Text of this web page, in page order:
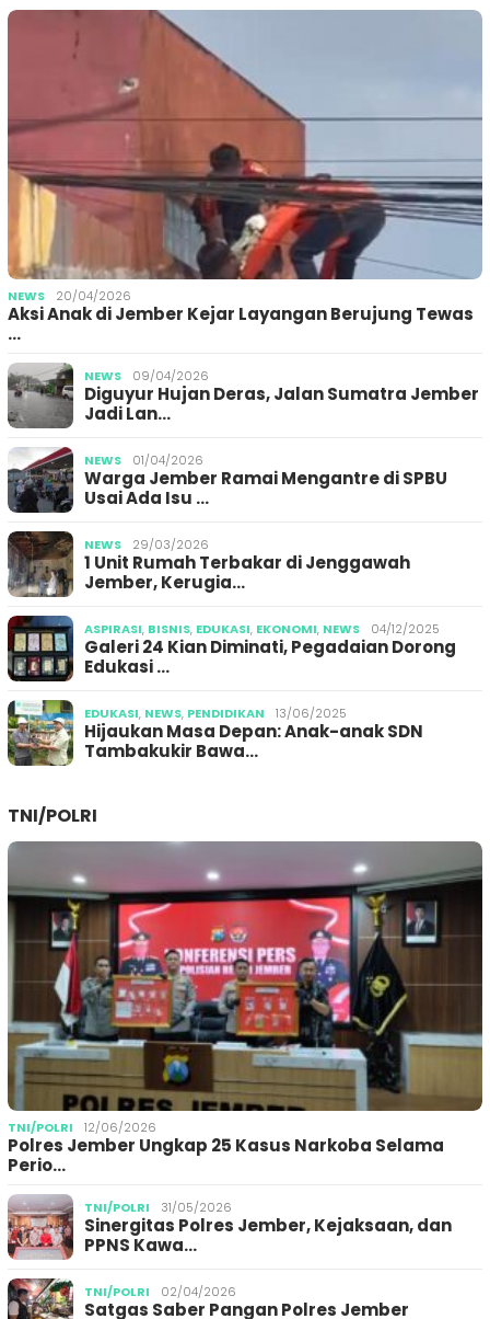
NEWS 20/04/2026
Aksi Anak di Jember Kejar Layangan Berujung Tewas
…
NEWS 09/04/2026
Diguyur Hujan Deras, Jalan Sumatra Jember
Jadi Lan…
NEWS 01/04/2026
Warga Jember Ramai Mengantre di SPBU
Usai Ada Isu …
NEWS 29/03/2026
1 Unit Rumah Terbakar di Jenggawah
Jember, Kerugia…
ASPIRASI, BISNIS, EDUKASI, EKONOMI, NEWS 04/12/2025
Galeri 24 Kian Diminati, Pegadaian Dorong
Edukasi …
EDUKASI, NEWS, PENDIDIKAN 13/06/2025
Hijaukan Masa Depan: Anak-anak SDN
Tambakukir Bawa…
TNI/POLRI
TNI/POLRI 12/06/2026
Polres Jember Ungkap 25 Kasus Narkoba Selama
Perio…
TNI/POLRI 31/05/2026
Sinergitas Polres Jember, Kejaksaan, dan
PPNS Kawa…
TNI/POLRI 02/04/2026
Satgas Saber Pangan Polres Jember